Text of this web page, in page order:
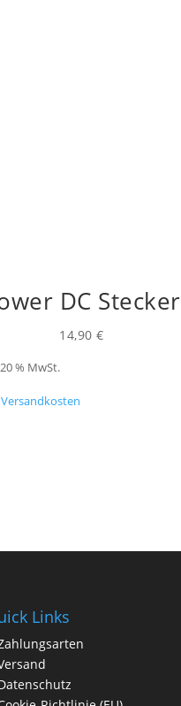
DC Stecker
14,90€
% MwSt.
Versandkosten
Links